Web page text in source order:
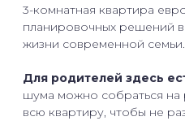
3-комнатная квартира
планировочных решений
жизни современной семьи.
Для родителей здесь
шума можно собраться на
всю квартиру, чтобы не